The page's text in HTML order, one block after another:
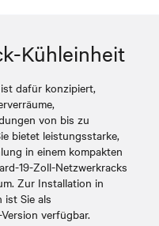
Kühleinheit
dafür konzipiert,
von bis zu
bietet leistungsstarke,
in einem kompakten
19-Zoll-Netzwerkracks
Zur Installation in
ist Sie als
verfügbar.